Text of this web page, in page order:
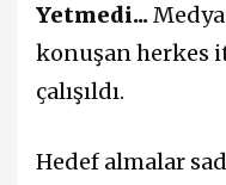
Yetmedi...
konuşan herkes
çalışıldı.
Hedef almalar